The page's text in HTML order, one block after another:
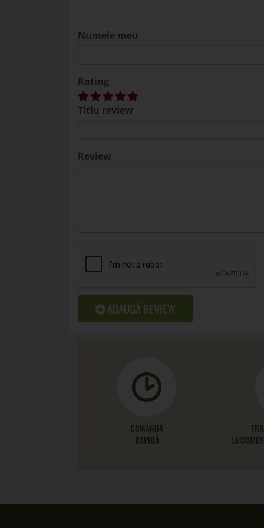
Numele meu
Rating
Titlu review
Review
ADAUGĂ REVIEW
COMANDĂ
RAPIDĂ
LA